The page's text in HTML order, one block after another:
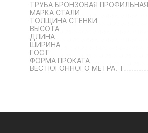
ТРУБА БРОНЗОВАЯ ПРОФИЛЬНАЯ
МАРКА СТАЛИ
ТОЛЩИНА СТЕНКИ
ВЫСОТА
ДЛИНА
ШИРИНА
ГОСТ
ФОРМА ПРОКАТА
ВЕС ПОГОННОГО МЕТРА. Т